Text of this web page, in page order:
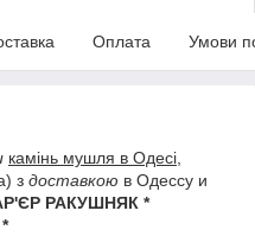
Оплата Умови
камінь мушля в Одесі
з доставкою в Одессу и
РАКУШНЯК *